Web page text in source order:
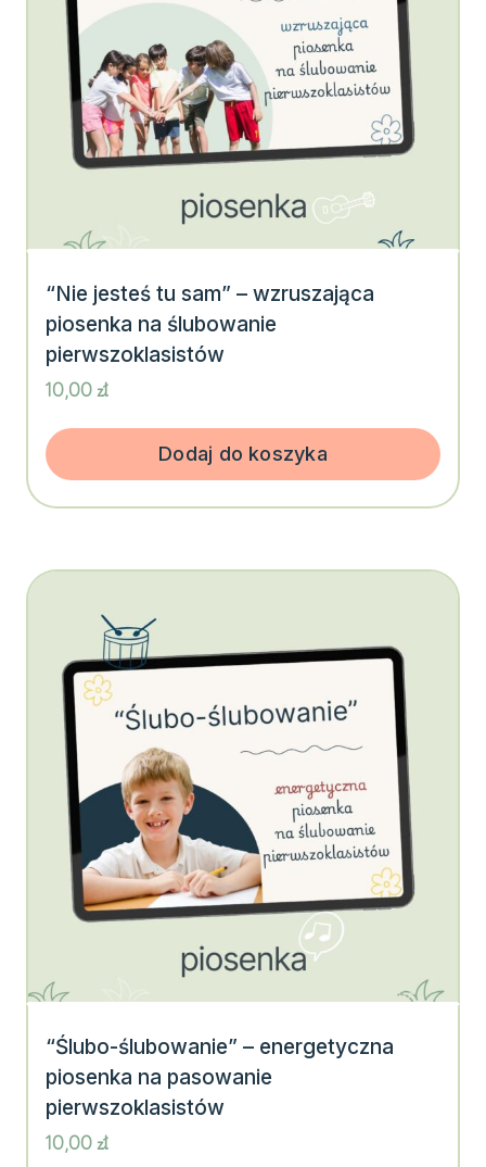
“Nie jesteś tu sam” – wzruszająca
piosenka na ślubowanie
pierwszoklasistów
10,00zł
Dodaj do koszyka
“Ślubo-ślubowanie” – energetyczna
piosenka na pasowanie
pierwszoklasistów
10,00zł